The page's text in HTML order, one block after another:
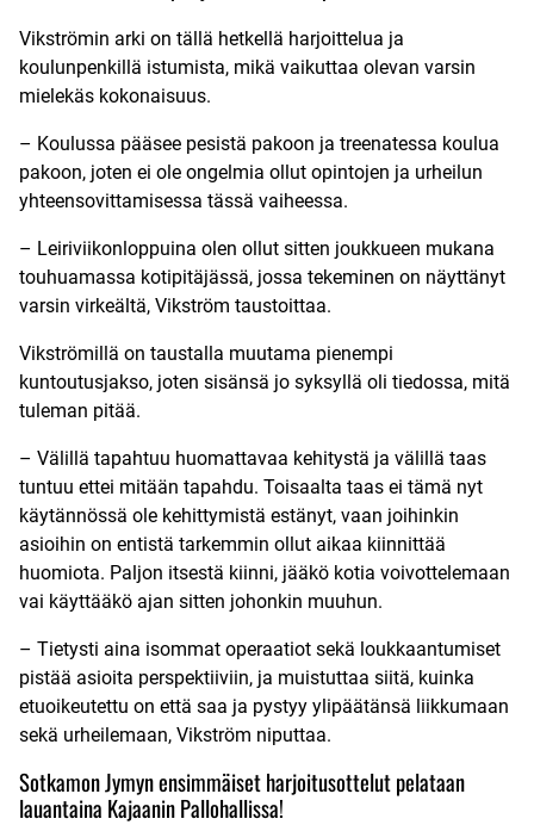
Vikströmin arki on tällä hetkellä harjoittelua ja
koulunpenkillä istumista, mikä vaikuttaa olevan varsin
mielekäs kokonaisuus.
– Koulussa pääsee pesistä pakoon ja treenatessa koulua
pakoon, joten ei ole ongelmia ollut opintojen ja urheilun
yhteensovittamisessa tässä vaiheessa.
– Leiriviikonloppuina olen ollut sitten joukkueen mukana
touhuamassa kotipitäjässä, jossa tekeminen on näyttänyt
varsin virkeältä, Vikström taustoittaa.
Vikströmillä on taustalla muutama pienempi
kuntoutusjakso, joten sisänsä jo syksyllä oli tiedossa, mitä
tuleman pitää.
– Välillä tapahtuu huomattavaa kehitystä ja välillä taas
tuntuu ettei mitään tapahdu. Toisaalta taas ei tämä nyt
käytännössä ole kehittymistä estänyt, vaan joihinkin
asioihin on entistä tarkemmin ollut aikaa kiinnittää
huomiota. Paljon itsestä kiinni, jääkö kotia voivottelemaan
vai käyttääkö ajan sitten johonkin muuhun.
– Tietysti aina isommat operaatiot sekä loukkaantumiset
pistää asioita perspektiiviin, ja muistuttaa siitä, kuinka
etuoikeutettu on että saa ja pystyy ylipäätänsä liikkumaan
sekä urheilemaan, Vikström niputtaa.
Sotkamon Jymyn ensimmäiset harjoitusottelut pelataan
lauantaina Kajaanin Pallohallissa!